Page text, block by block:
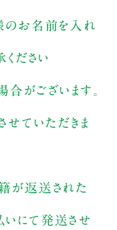
のお名前を入れ
ください
がございます。
せていただきま
が返送された
にて発送させ